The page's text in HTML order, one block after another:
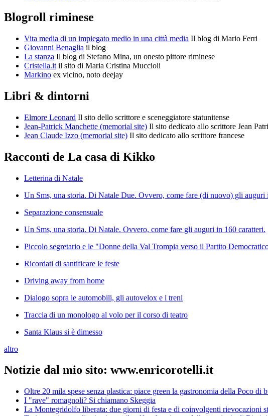
Blogroll riminese
Vita media di un impiegato medio in una città media Il blog di Mario Ferri
Giovanni Benaglia il blog
La stanza Il blog di Stefano Mina, un onesto pittore riminese
Cristella.it il sito di Maria Cristina Muccioli
Markino ex vicino, noto deejay
Libri & dintorni
Elmore Leonard Il sito dello scrittore e sceneggiatore statunitense
Jean-Patrick Manchette (memorial site) Il sito dedicato allo scrittore Jean
Jean Claude Izzo (memorial site) Il sito dedicato allo scrittore francese
Racconti de La casa di Kikko
Letterina di Natale
Un Sms, una storia. Di Natale Due. Ovvero, come fare (di nuovo) gli auguri
Separazione consensuale
Un Sms, una storia. Di Natale. Ovvero, come fare gli auguri in 160 caratteri.
Piccolo segretario e le "Donne della Val Trompia verso il Partito
Ricordati di santificare le feste
Driving away from home
Dialogo sopra le automobili, gli autovelox e i treni
Traccia di un monologo al volo per il corso di teatro
Santa Klaus si è dimesso
altro
Notizie dal mio sito: www.enricorotelli.it
Oltre 20 mila spese senza plastica: piace green la gastronomia della Poco di
I "rave" romagnoli? Si chiamano Skeggia
La Montegridolfo liberata: due giorni di festa e di coinvolgenti rievocazioni